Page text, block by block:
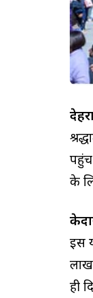
पहुंच
के
इस
ही